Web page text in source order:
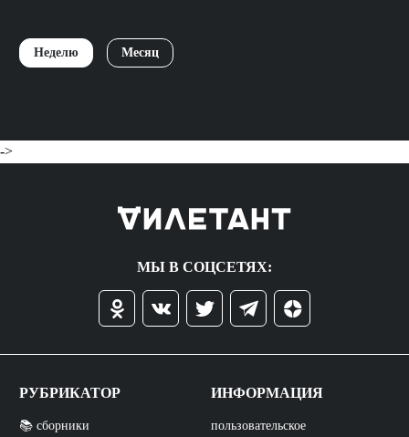
Неделю Месяц
->
МЫ В СОЦСЕТЯХ:
РУБРИКАТОР
📚 сборники
ИНФОРМАЦИЯ
пользовательское